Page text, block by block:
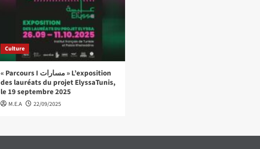
Culture
« Parcours I مسارات » L’exposition
des lauréats du projet ElyssaTunis,
le 19 septembre 2025
M.E.A 22/09/2025